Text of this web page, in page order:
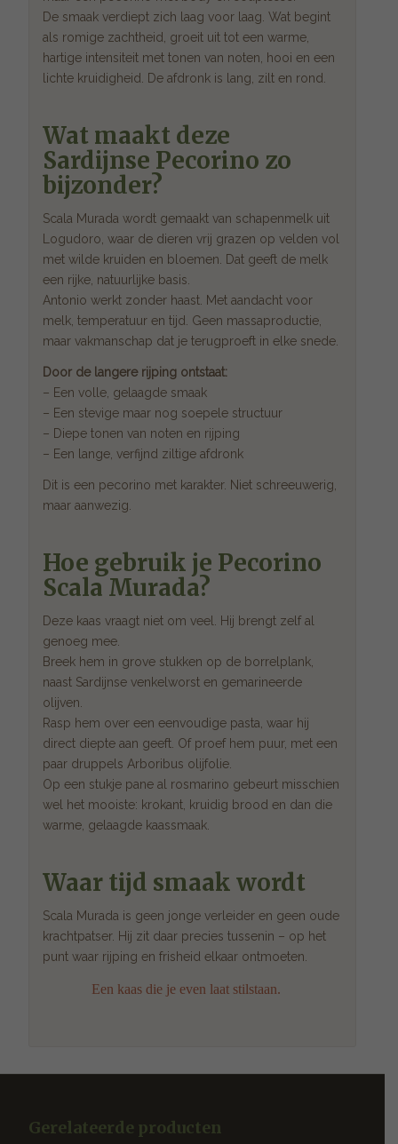
De smaak verdiept zich laag voor laag. Wat begint
als romige zachtheid, groeit uit tot een warme,
hartige intensiteit met tonen van noten, hooi en een
lichte kruidigheid. De afdronk is lang, zilt en rond.
Wat maakt deze
Sardijnse Pecorino zo
bijzonder?
Scala Murada wordt gemaakt van schapenmelk uit
Logudoro, waar de dieren vrij grazen op velden vol
met wilde kruiden en bloemen. Dat geeft de melk
een rijke, natuurlijke basis.
Antonio werkt zonder haast. Met aandacht voor
melk, temperatuur en tijd. Geen massaproductie,
maar vakmanschap dat je terugproeft in elke snede.
Door de langere rijping ontstaat:
– Een volle, gelaagde smaak
– Een stevige maar nog soepele structuur
– Diepe tonen van noten en rijping
– Een lange, verfijnd ziltige afdronk
Dit is een pecorino met karakter. Niet schreeuwerig,
maar aanwezig.
Hoe gebruik je Pecorino
Scala Murada?
Deze kaas vraagt niet om veel. Hij brengt zelf al
genoeg mee.
Breek hem in grove stukken op de borrelplank,
naast Sardijnse venkelworst en gemarineerde
olijven.
Rasp hem over een eenvoudige pasta, waar hij
direct diepte aan geeft. Of proef hem puur, met een
paar druppels Arboribus olijfolie.
Op een stukje pane al rosmarino gebeurt misschien
wel het mooiste: krokant, kruidig brood en dan die
warme, gelaagde kaassmaak.
Waar tijd smaak wordt
Scala Murada is geen jonge verleider en geen oude
krachtpatser. Hij zit daar precies tussenin – op het
punt waar rijping en frisheid elkaar ontmoeten.
Een kaas die je even laat stilstaan.
Gerelateerde producten